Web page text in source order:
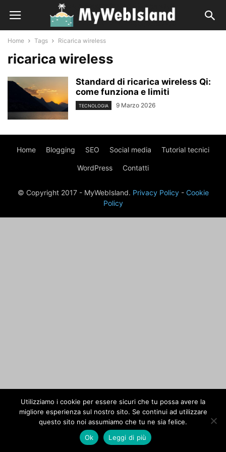
Home Tags Ricarica wireless
ricarica wireless
Standard di ricarica wireless Qi:
come funziona e limiti
TECNOLOGIA 9 Marzo 2026
Home Blogging SEO Social media Tutorial tecnici
WordPress Contatti
© Copyright 2017 - MyWebIsland. Privacy Policy- Cookie
Policy
Utilizziamo i cookie per essere sicuri che tu possa avere la
migliore esperienza sul nostro sito. Se continui ad utilizzare
questo sito noi assumiamo che tu ne sia felice.
Ok
Leggi di più